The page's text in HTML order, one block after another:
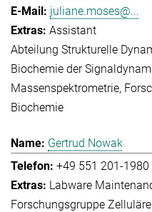
juliane.moses@...
Assistant
Abteilung Strukturelle
Biochemie der
Massenspektrometrie
Biochemie
Gertrud Nowak
+49 551 201-1980
Labware
Forschungsgruppe